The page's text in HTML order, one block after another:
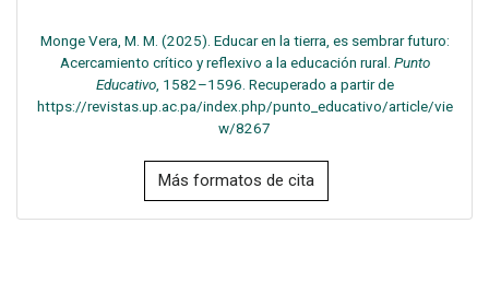
Monge Vera, M. M. (2025). Educar en la tierra, es sembrar futuro:
Acercamiento crítico y reflexivo a la educación rural. Punto
Educativo, 1582–1596. Recuperado a partir de
https://revistas.up.ac.pa/index.php/punto_educativo/article/vie
w/8267
Más formatos de cita